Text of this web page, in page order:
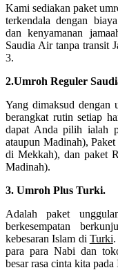
Kami sediakan paket
terkendala dengan
dan kenyamanan
Saudia Air tanpa transit
3.
2.Umroh Reguler
Yang dimaksud
berangkat rutin setiap
dapat Anda pilih ialah
ataupun Madinah),
di Mekkah), dan paket
Madinah).
3. Umroh Plus Turki.
Adalah paket
berkesempatan
kebesaran Islam di Turki
para para Nabi dan
besar rasa cinta kita pada